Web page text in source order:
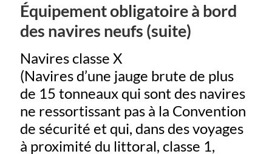
Équipement obligatoire à bord
des navires neufs (suite)
Navires classe X
(Navires d’une jauge brute de plus
de 15 tonneaux qui sont des navires
ne ressortissant pas à la Convention
de sécurité et qui, dans des voyages
à proximité du littoral, classe 1,